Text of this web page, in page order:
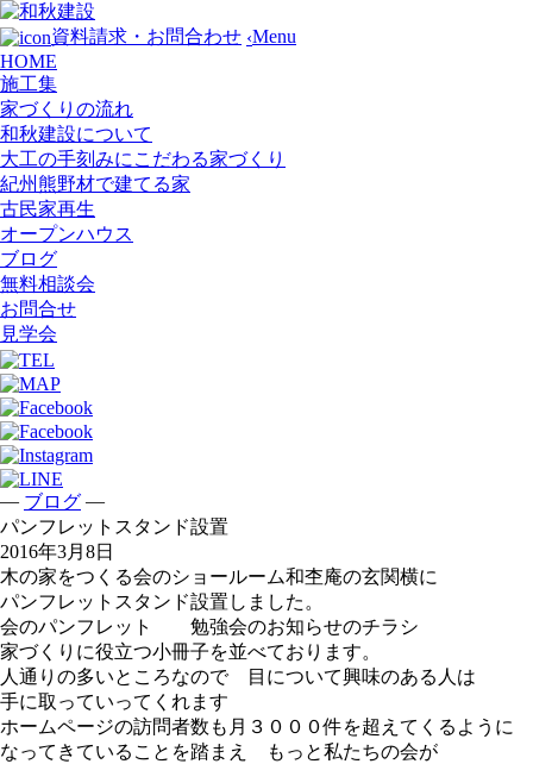
資料請求・お問合わせ ‹Menu
HOME
施工集
家づくりの流れ
和秋建設について
大工の手刻みにこだわる家づくり
紀州熊野材で建てる家
古民家再生
オープンハウス
ブログ
無料相談会
お問合せ
見学会
— ブログ —
パンフレットスタンド設置
2016年3月8日
木の家をつくる会のショールーム和杢庵の玄関横に
パンフレットスタンド設置しました。
会のパンフレット 勉強会のお知らせのチラシ
家づくりに役立つ小冊子を並べております。
人通りの多いところなので 目について興味のある人は
手に取っていってくれます
ホームページの訪問者数も月３０００件を超えてくるように
なってきていることを踏まえ もっと私たちの会が